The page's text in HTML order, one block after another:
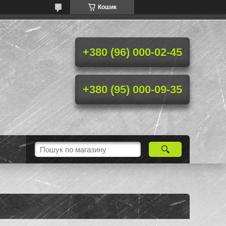
Кошик
+380 (96) 000-02-45
+380 (95) 000-09-35